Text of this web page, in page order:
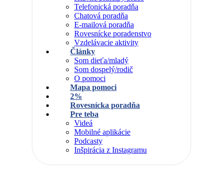
Telefonická poradňa
Chatová poradňa
E-mailová poradňa
Rovesnícke poradenstvo
Vzdelávacie aktivity
Články
Som dieťa/mladý
Som dospelý/rodič
O pomoci
Mapa pomoci
2%
Rovesnícka poradňa
Pre teba
Videá
Mobilné aplikácie
Podcasty
Inšpirácia z Instagramu